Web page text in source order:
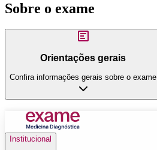
Sobre o exame
Orientações gerais
Confira informações gerais sobre o exame
Institucional